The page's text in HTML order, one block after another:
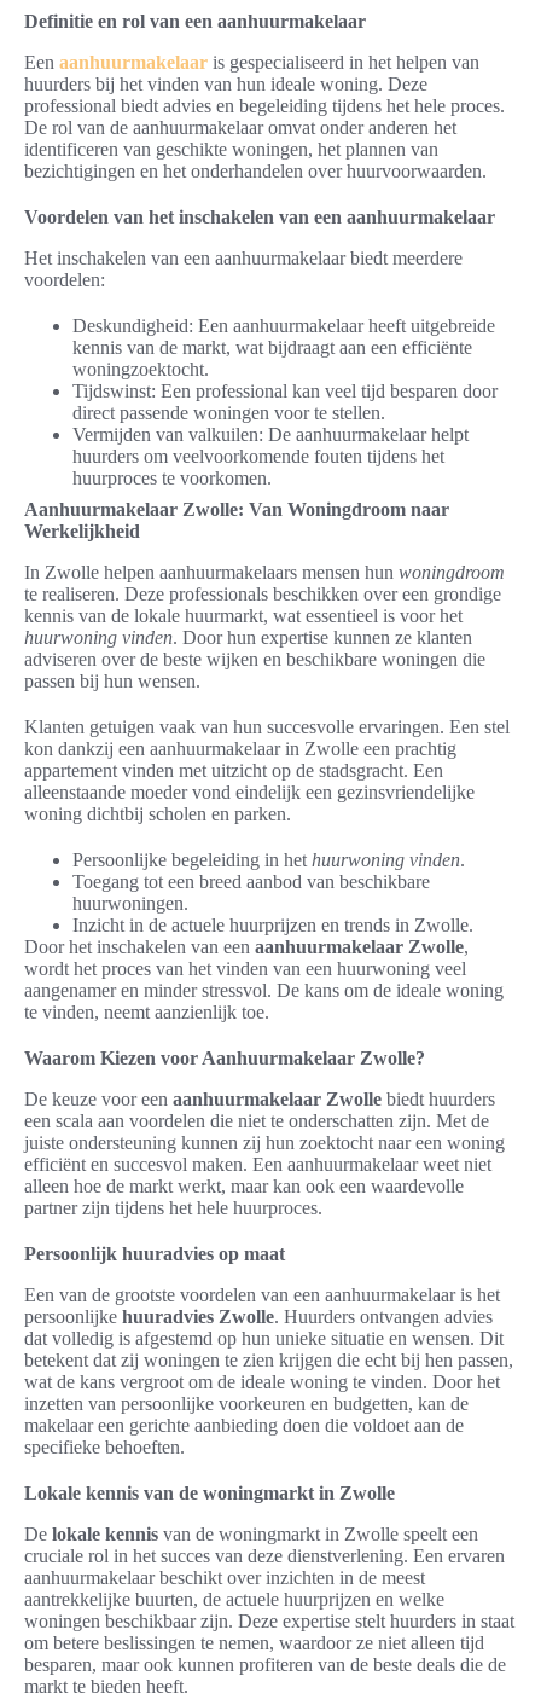
Definitie en rol van een aanhuurmakelaar
Een aanhuurmakelaar is gespecialiseerd in het helpen van
huurders bij het vinden van hun ideale woning. Deze
professional biedt advies en begeleiding tijdens het hele proces.
De rol van de aanhuurmakelaar omvat onder anderen het
identificeren van geschikte woningen, het plannen van
bezichtigingen en het onderhandelen over huurvoorwaarden.
Voordelen van het inschakelen van een aanhuurmakelaar
Het inschakelen van een aanhuurmakelaar biedt meerdere
voordelen:
Deskundigheid: Een aanhuurmakelaar heeft uitgebreide
kennis van de markt, wat bijdraagt aan een efficiënte
woningzoektocht.
Tijdswinst: Een professional kan veel tijd besparen door
direct passende woningen voor te stellen.
Vermijden van valkuilen: De aanhuurmakelaar helpt
huurders om veelvoorkomende fouten tijdens het
huurproces te voorkomen.
Aanhuurmakelaar Zwolle: Van Woningdroom naar
Werkelijkheid
In Zwolle helpen aanhuurmakelaars mensen hun woningdroom
te realiseren. Deze professionals beschikken over een grondige
kennis van de lokale huurmarkt, wat essentieel is voor het
huurwoning vinden. Door hun expertise kunnen ze klanten
adviseren over de beste wijken en beschikbare woningen die
passen bij hun wensen.
Klanten getuigen vaak van hun succesvolle ervaringen. Een stel
kon dankzij een aanhuurmakelaar in Zwolle een prachtig
appartement vinden met uitzicht op de stadsgracht. Een
alleenstaande moeder vond eindelijk een gezinsvriendelijke
woning dichtbij scholen en parken.
Persoonlijke begeleiding in het huurwoning vinden.
Toegang tot een breed aanbod van beschikbare
huurwoningen.
Inzicht in de actuele huurprijzen en trends in Zwolle.
Door het inschakelen van een aanhuurmakelaar Zwolle,
wordt het proces van het vinden van een huurwoning veel
aangenamer en minder stressvol. De kans om de ideale woning
te vinden, neemt aanzienlijk toe.
Waarom Kiezen voor Aanhuurmakelaar Zwolle?
De keuze voor een aanhuurmakelaar Zwolle biedt huurders
een scala aan voordelen die niet te onderschatten zijn. Met de
juiste ondersteuning kunnen zij hun zoektocht naar een woning
efficiënt en succesvol maken. Een aanhuurmakelaar weet niet
alleen hoe de markt werkt, maar kan ook een waardevolle
partner zijn tijdens het hele huurproces.
Persoonlijk huuradvies op maat
Een van de grootste voordelen van een aanhuurmakelaar is het
persoonlijke huuradvies Zwolle. Huurders ontvangen advies
dat volledig is afgestemd op hun unieke situatie en wensen. Dit
betekent dat zij woningen te zien krijgen die echt bij hen passen,
wat de kans vergroot om de ideale woning te vinden. Door het
inzetten van persoonlijke voorkeuren en budgetten, kan de
makelaar een gerichte aanbieding doen die voldoet aan de
specifieke behoeften.
Lokale kennis van de woningmarkt in Zwolle
De lokale kennis van de woningmarkt in Zwolle speelt een
cruciale rol in het succes van deze dienstverlening. Een ervaren
aanhuurmakelaar beschikt over inzichten in de meest
aantrekkelijke buurten, de actuele huurprijzen en welke
woningen beschikbaar zijn. Deze expertise stelt huurders in staat
om betere beslissingen te nemen, waardoor ze niet alleen tijd
besparen, maar ook kunnen profiteren van de beste deals die de
markt te bieden heeft.